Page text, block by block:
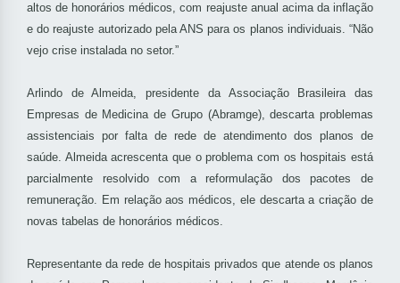
altos de honorários médicos, com reajuste anual acima da inflação
e do reajuste autorizado pela ANS para os planos individuais. “Não
vejo crise instalada no setor.”
Arlindo de Almeida, presidente da Associação Brasileira das
Empresas de Medicina de Grupo (Abramge), descarta problemas
assistenciais por falta de rede de atendimento dos planos de
saúde. Almeida acrescenta que o problema com os hospitais está
parcialmente resolvido com a reformulação dos pacotes de
remuneração. Em relação aos médicos, ele descarta a criação de
novas tabelas de honorários médicos.
Representante da rede de hospitais privados que atende os planos